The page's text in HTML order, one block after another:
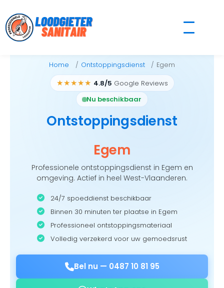
to
content
Home Ontstoppingsdienst Egem
★★★★★ 4.8/5 Google Reviews
Nu beschikbaar
Ontstoppingsdienst
Egem
Professionele ontstoppingsdienst in Egem en
omgeving. Actief in heel West-Vlaanderen.
24/7 spoeddienst beschikbaar
Binnen 30 minuten ter plaatse in Egem
Professioneel ontstoppingsmateriaal
Volledig verzekerd voor uw gemoedsrust
Bel nu — 0487 10 81 95